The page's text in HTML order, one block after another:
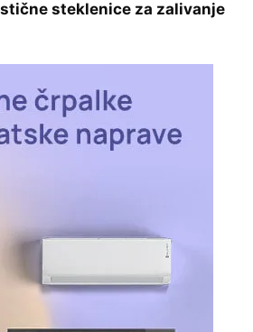
steklenice za zalivanje